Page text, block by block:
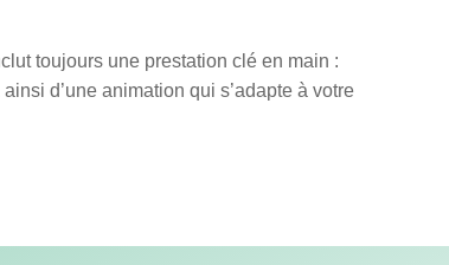
toujours une prestation clé en main :
d’une animation qui s’adapte à votre